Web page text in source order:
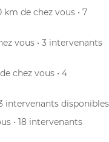
km de chez vous • 7
vous • 3 intervenants
de chez vous • 4
intervenants disponibles
• 18 intervenants